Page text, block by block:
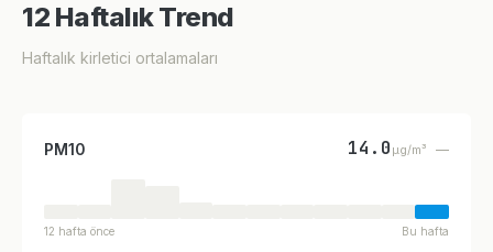
12 Haftalık Trend
Haftalık kirletici ortalamaları
PM10 14.0 µg/m³ —
12 hafta önce Bu hafta